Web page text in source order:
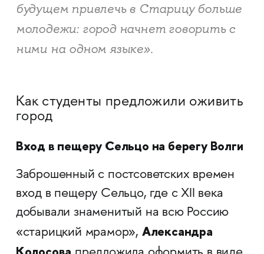
будущем привлечь в Старицу больше
молодежи: город начнет говорить с
ними на одном языке».
Как студенты предложили оживить
город
Вход в пещеру Сельцо на берегу Волги
Заброшенный с постсоветских времен
вход в пещеру Сельцо, где с XII века
добывали знаменитый на всю Россию
«старицкий мрамор», Александра